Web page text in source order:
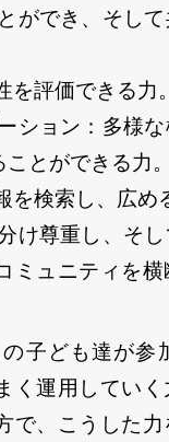
ができ、そし
を評価できる力
ション：多様
とができる力
を検索し、広め
け尊重し、そ
ミュニティを
子ども達が参
く運用してい
で、こうした